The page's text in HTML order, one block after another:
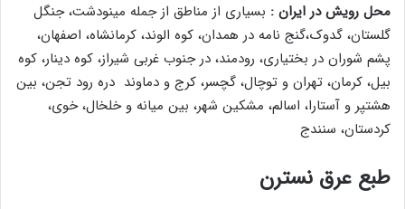
محل رویش در ایران : بسیاری از مناطق از جمله مینودشت، جنگل
گلستان، گدوک،گنج نامه در همدان، کوه الوند، کرمانشاه، اصفهان،
پشم شوران در بختیاری، رودمند، در جنوب غربی شیراز، کوه دینار، کوه
بیل، کرمان، تهران و توچال، گچسر، کرج و دماوند دره رود تجن، بین
هشتپر و آستارا، اسالم، مشکین شهر، بین میانه و خلخال، خوی،
کردستان،‌ سنندج
طبع عرق نسترن